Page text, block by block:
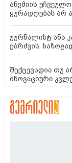
ანემიის
ყურადღებას არ
ჟურნალისტ ანა
ებრძვის,
შექცევადია თუ
ინოვაციური